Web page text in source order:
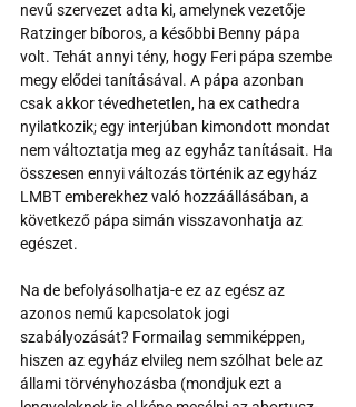
nevű szervezet adta ki, amelynek vezetője
Ratzinger bíboros, a későbbi Benny pápa
volt. Tehát annyi tény, hogy Feri pápa szembe
megy elődei tanításával. A pápa azonban
csak akkor tévedhetetlen, ha ex cathedra
nyilatkozik; egy interjúban kimondott mondat
nem változtatja meg az egyház tanításait. Ha
összesen ennyi változás történik az egyház
LMBT emberekhez való hozzáállásában, a
következő pápa simán visszavonhatja az
egészet.
Na de befolyásolhatja-e ez az egész az
azonos nemű kapcsolatok jogi
szabályozását? Formailag semmiképpen,
hiszen az egyház elvileg nem szólhat bele az
állami törvényhozásba (mondjuk ezt a